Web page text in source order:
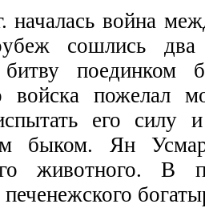
началась война
сошлись два
поединком
войска пожелал
его силу и
быком. Ян
животного. В